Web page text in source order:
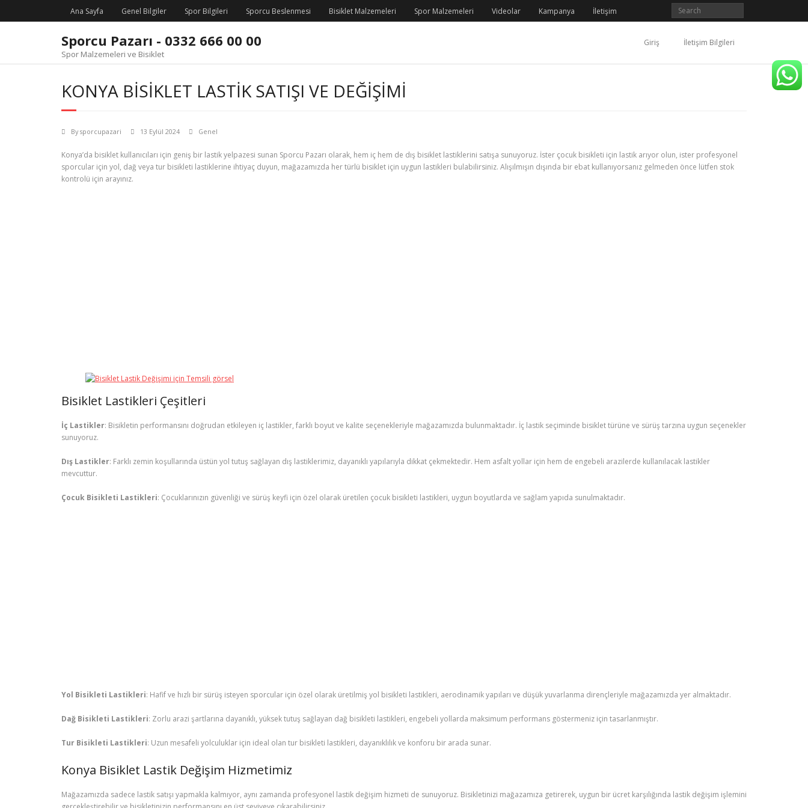
Ana Sayfa Genel Bilgiler Spor Bilgileri Sporcu Beslenmesi Bisiklet Malzemeleri Spor Malzemeleri Videolar Kampanya İletişim
Sporcu Pazarı - 0332 666 00 00
Spor Malzemeleri ve Bisiklet
Giriş İletişim Bilgileri
KONYA BISIKLET LASTIK SATIŞI VE DEĞIŞIMI
Bysporcupazari 13 Eylül 2024 Genel
Konya’da bisiklet kullanıcıları için geniş bir lastik yelpazesi sunan Sporcu Pazarı olarak, hem iç hem de dış bisiklet lastiklerini satışa sunuyoruz. İster çocuk bisikleti için lastik arıyor olun, ister profesyonel
sporcular için yol, dağ veya tur bisikleti lastiklerine ihtiyaç duyun, mağazamızda her türlü bisiklet için uygun lastikleri bulabilirsiniz. Alışılmışın dışında bir ebat kullanıyorsanız gelmeden önce lütfen stok
kontrolü için arayınız.
Bisiklet Lastikleri Çeşitleri
İç Lastikler: Bisikletin performansını doğrudan etkileyen iç lastikler, farklı boyut ve kalite seçenekleriyle mağazamızda bulunmaktadır. İç lastik seçiminde bisiklet türüne ve sürüş tarzına uygun seçenekler
sunuyoruz.
Dış Lastikler: Farklı zemin koşullarında üstün yol tutuş sağlayan dış lastiklerimiz, dayanıklı yapılarıyla dikkat çekmektedir. Hem asfalt yollar için hem de engebeli arazilerde kullanılacak lastikler
mevcuttur.
Çocuk Bisikleti Lastikleri: Çocuklarınızın güvenliği ve sürüş keyfi için özel olarak üretilen çocuk bisikleti lastikleri, uygun boyutlarda ve sağlam yapıda sunulmaktadır.
Yol Bisikleti Lastikleri: Hafif ve hızlı bir sürüş isteyen sporcular için özel olarak üretilmiş yol bisikleti lastikleri, aerodinamik yapıları ve düşük yuvarlanma dirençleriyle mağazamızda yer almaktadır.
Dağ Bisikleti Lastikleri: Zorlu arazi şartlarına dayanıklı, yüksek tutuş sağlayan dağ bisikleti lastikleri, engebeli yollarda maksimum performans göstermeniz için tasarlanmıştır.
Tur Bisikleti Lastikleri: Uzun mesafeli yolculuklar için ideal olan tur bisikleti lastikleri, dayanıklılık ve konforu bir arada sunar.
Konya Bisiklet Lastik Değişim Hizmetimiz
Mağazamızda sadece lastik satışı yapmakla kalmıyor, aynı zamanda profesyonel lastik değişim hizmeti de sunuyoruz. Bisikletinizi mağazamıza getirerek, uygun bir ücret karşılığında lastik değişim işlemini